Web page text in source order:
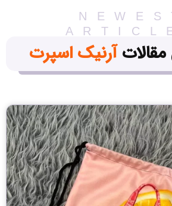
آرنیک اسپرت